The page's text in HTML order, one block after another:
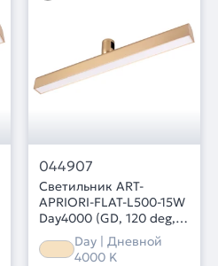
044907
Светильник ART-
APRIORI-FLAT-L500-15W
Day4000 (GD, 120 deg,
48V) (Arlight, IP20
Металл, 3 года)
Day | Дневной
4000 K